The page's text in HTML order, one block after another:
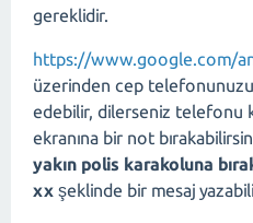
gereklidir.
https://www.google.com/
üzerinden cep
edebilir, dilerseniz telefonu
ekranına bir not
yakın polis karakoluna
xx şeklinde bir mesaj